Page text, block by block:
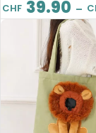
CHF 39.90 –